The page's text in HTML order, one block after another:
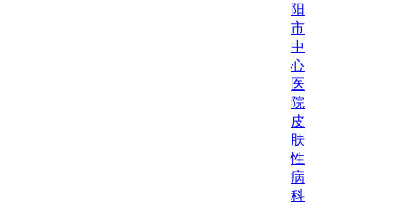
阳
市
中
心
医
院
皮
肤
性
病
科